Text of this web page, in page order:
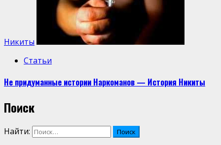
Никиты
Статьи
Не придуманные истории Наркоманов — История Никиты
Поиск
Найти: